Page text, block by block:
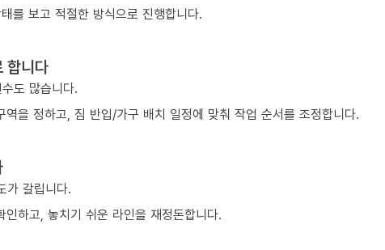
를 보고 적절한 방식으로 진행합니다.
합니다
도 많습니다.
을 정하고, 짐 반입/가구 배치 일정에 맞춰 작업 순서를 조정합니다.
가 갈립니다.
하고, 놓치기 쉬운 라인을 재정돈합니다.